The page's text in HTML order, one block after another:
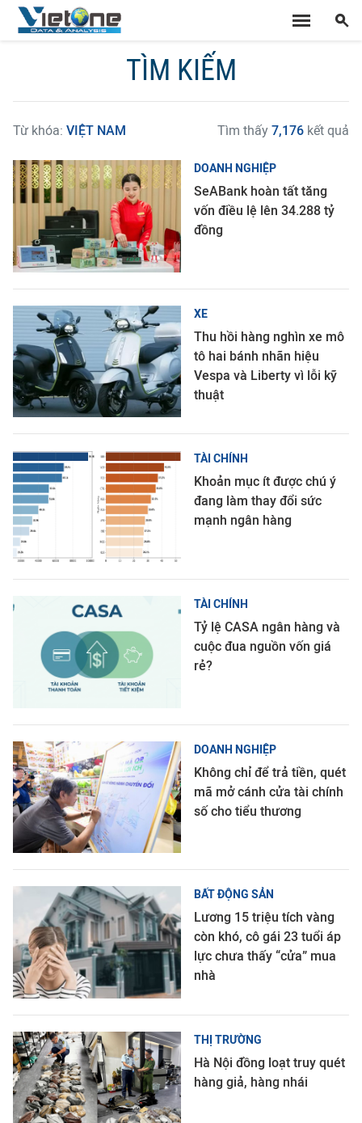
TÌM KIẾM
Từ khóa: VIỆT NAM Tìm thấy 7,176 kết quả
DOANH NGHIỆP
SeABank hoàn tất tăng
vốn điều lệ lên 34.288 tỷ
đồng
XE
Thu hồi hàng nghìn xe mô
tô hai bánh nhãn hiệu
Vespa và Liberty vì lỗi kỹ
thuật
TÀI CHÍNH
Khoản mục ít được chú ý
đang làm thay đổi sức
mạnh ngân hàng
TÀI CHÍNH
Tỷ lệ CASA ngân hàng và
cuộc đua nguồn vốn giá
rẻ?
DOANH NGHIỆP
Không chỉ để trả tiền, quét
mã mở cánh cửa tài chính
số cho tiểu thương
BẤT ĐỘNG SẢN
Lương 15 triệu tích vàng
còn khó, cô gái 23 tuổi áp
lực chưa thấy “cửa” mua
nhà
THỊ TRƯỜNG
Hà Nội đồng loạt truy quét
hàng giả, hàng nhái